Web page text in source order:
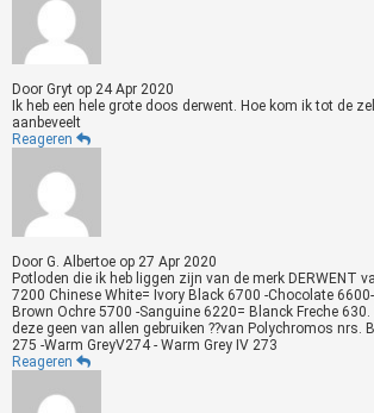
Door Gryt op 24 Apr 2020
Ik heb een hele grote doos derwent. Hoe kom ik tot de
aanbeveelt
Reageren
Door G. Albertoe op 27 Apr 2020
Potloden die ik heb liggen zijn van de merk DERWENT
7200 Chinese White= Ivory Black 6700 -Chocolate
Brown Ochre 5700 -Sanguine 6220= Blanck Freche
deze geen van allen gebruiken ??van Polychromos nrs.
275 -Warm GreyV274 - Warm Grey IV 273
Reageren